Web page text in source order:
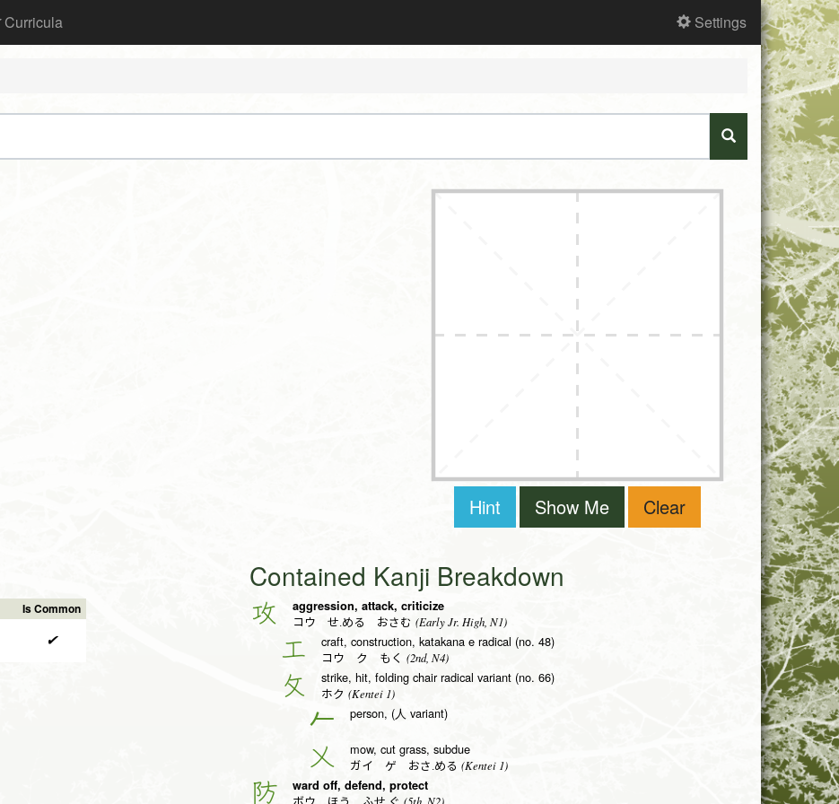
Curricula Settings
Hint Show Me Clear
Is Common
✔
Contained Kanji Breakdown
攻 aggression, attack, criticize
コウ せ.める おさむ (Early Jr. High, N1)
工 craft, construction, katakana e radical (no. 48)
コウ ク もく (2nd, N4)
攵 strike, hit, folding chair radical variant (no. 66)
ホク (Kentei 1)
𠂉 person, (人 variant)
乂 mow, cut grass, subdue
ガイ ゲ おさ.める (Kentei 1)
防 ward off, defend, protect
(5th, N2)